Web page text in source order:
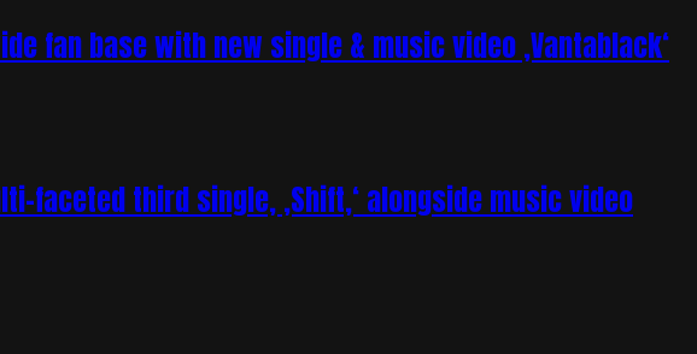
fan base with new single & music video ‚Vantablack‘
faceted third single, ‚Shift,‘ alongside music video